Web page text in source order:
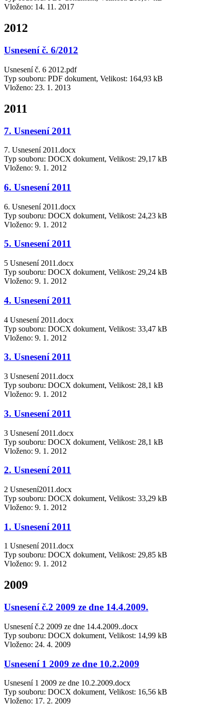
Vloženo: 14. 11. 2017
2012
Usnesení č. 6/2012
Usnesení č. 6 2012.pdf
Typ souboru: PDF dokument, Velikost: 164,93 kB
Vloženo: 23. 1. 2013
2011
7. Usnesení 2011
7. Usnesení 2011.docx
Typ souboru: DOCX dokument, Velikost: 29,17 kB
Vloženo: 9. 1. 2012
6. Usnesení 2011
6. Usnesení 2011.docx
Typ souboru: DOCX dokument, Velikost: 24,23 kB
Vloženo: 9. 1. 2012
5. Usnesení 2011
5 Usnesení 2011.docx
Typ souboru: DOCX dokument, Velikost: 29,24 kB
Vloženo: 9. 1. 2012
4. Usnesení 2011
4 Usnesení 2011.docx
Typ souboru: DOCX dokument, Velikost: 33,47 kB
Vloženo: 9. 1. 2012
3. Usnesení 2011
3 Usnesení 2011.docx
Typ souboru: DOCX dokument, Velikost: 28,1 kB
Vloženo: 9. 1. 2012
3. Usnesení 2011
3 Usnesení 2011.docx
Typ souboru: DOCX dokument, Velikost: 28,1 kB
Vloženo: 9. 1. 2012
2. Usnesení 2011
2 Usnesení2011.docx
Typ souboru: DOCX dokument, Velikost: 33,29 kB
Vloženo: 9. 1. 2012
1. Usnesení 2011
1 Usnesení 2011.docx
Typ souboru: DOCX dokument, Velikost: 29,85 kB
Vloženo: 9. 1. 2012
2009
Usnesení č.2 2009 ze dne 14.4.2009.
Usnesení č.2 2009 ze dne 14.4.2009..docx
Typ souboru: DOCX dokument, Velikost: 14,99 kB
Vloženo: 24. 4. 2009
Usnesení 1 2009 ze dne 10.2.2009
Usnesení 1 2009 ze dne 10.2.2009.docx
Typ souboru: DOCX dokument, Velikost: 16,56 kB
Vloženo: 17. 2. 2009